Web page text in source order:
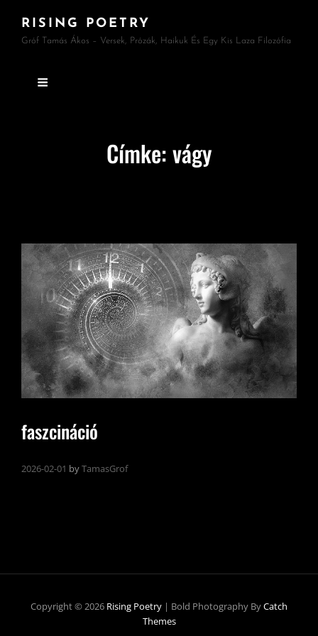
RISING POETRY
Gróf Tamás Ákos – Versek, Prózák, Haikuk És Egy Kis Laza Filozófia
Címke:vágy
faszcináció
2026-02-01 byTamasGrof
Copyright © 2026 Rising Poetry | Bold Photography ByCatch
Themes